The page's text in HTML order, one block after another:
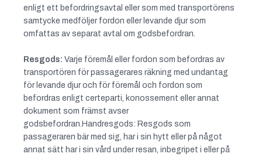
enligt ett befordringsavtal eller som med transportörens
samtycke medföljer fordon eller levande djur som
omfattas av separat avtal om godsbefordran.
Resgods: Varje föremål eller fordon som befordras av
transportören för passagerares räkning med undantag
för levande djur och för föremål och fordon som
befordras enligt certeparti, konossement eller annat
dokument som främst avser
godsbefordran.Handresgods: Resgods som
passageraren bär med sig, har i sin hytt eller på något
annat sätt har i sin vård under resan, inbegripet i eller på